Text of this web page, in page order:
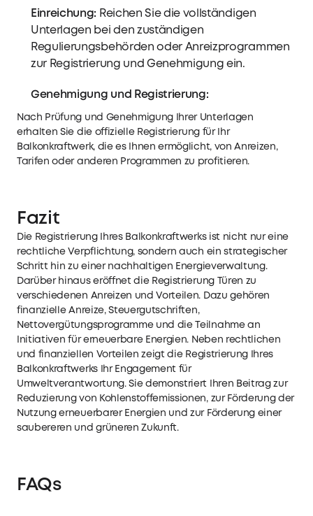
Einreichung: Reichen Sie die vollständigen
Unterlagen bei den zuständigen
Regulierungsbehörden oder Anreizprogrammen
zur Registrierung und Genehmigung ein.
Genehmigung und Registrierung:
Nach Prüfung und Genehmigung Ihrer Unterlagen
erhalten Sie die offizielle Registrierung für Ihr
Balkonkraftwerk, die es Ihnen ermöglicht, von Anreizen,
Tarifen oder anderen Programmen zu profitieren.
Fazit
Die Registrierung Ihres Balkonkraftwerks ist nicht nur eine
rechtliche Verpflichtung, sondern auch ein strategischer
Schritt hin zu einer nachhaltigen Energieverwaltung.
Darüber hinaus eröffnet die Registrierung Türen zu
verschiedenen Anreizen und Vorteilen. Dazu gehören
finanzielle Anreize, Steuergutschriften,
Nettovergütungsprogramme und die Teilnahme an
Initiativen für erneuerbare Energien. Neben rechtlichen
und finanziellen Vorteilen zeigt die Registrierung Ihres
Balkonkraftwerks Ihr Engagement für
Umweltverantwortung. Sie demonstriert Ihren Beitrag zur
Reduzierung von Kohlenstoffemissionen, zur Förderung der
Nutzung erneuerbarer Energien und zur Förderung einer
saubereren und grüneren Zukunft.
FAQs